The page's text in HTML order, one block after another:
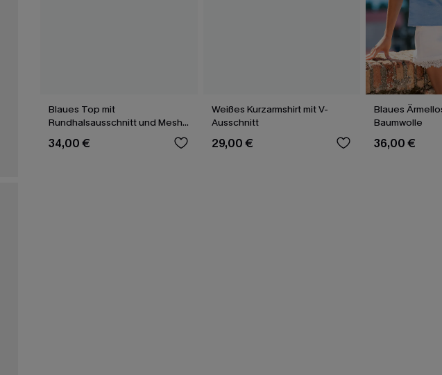
Blaues Top mit
Rundhalsausschnitt und Mesh-
Puffärmeln
34,00 €
Weißes Kurzarmshirt mit V-
Ausschnitt
29,00 €
Blaues
Baumwolle
36,00 €